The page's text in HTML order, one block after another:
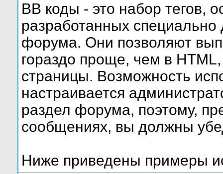
BB коды - это набор тегов,
разработанных
форума. Они позволяют
гораздо проще, чем в
страницы. Возможность
настраивается
раздел форума, поэтому,
сообщениях, вы должны
Ниже приведены примеры